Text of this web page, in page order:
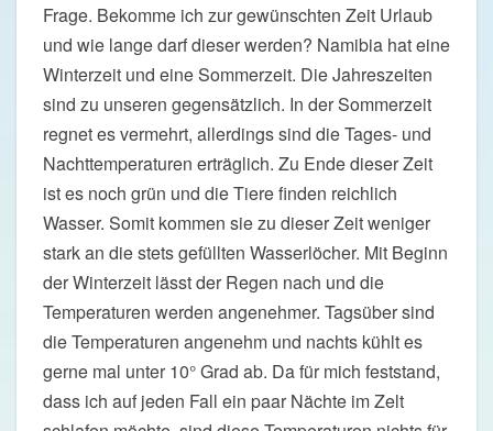
Frage. Bekomme ich zur gewünschten Zeit Urlaub
und wie lange darf dieser werden? Namibia hat eine
Winterzeit und eine Sommerzeit. Die Jahreszeiten
sind zu unseren gegensätzlich. In der Sommerzeit
regnet es vermehrt, allerdings sind die Tages- und
Nachttemperaturen erträglich. Zu Ende dieser Zeit
ist es noch grün und die Tiere finden reichlich
Wasser. Somit kommen sie zu dieser Zeit weniger
stark an die stets gefüllten Wasserlöcher. Mit Beginn
der Winterzeit lässt der Regen nach und die
Temperaturen werden angenehmer. Tagsüber sind
die Temperaturen angenehm und nachts kühlt es
gerne mal unter 10° Grad ab. Da für mich feststand,
dass ich auf jeden Fall ein paar Nächte im Zelt